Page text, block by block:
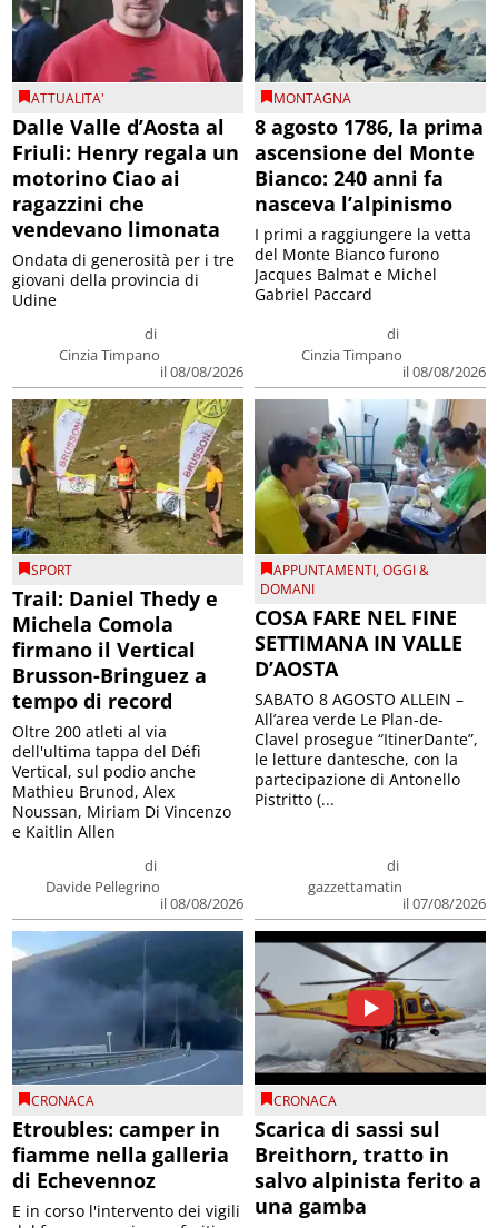
ATTUALITA'
Dalle Valle d’Aosta al
Friuli: Henry regala un
motorino Ciao ai
ragazzini che
vendevano limonata
di
Cinzia Timpano
il 08/08/2026
Ondata di generosità per i tre
giovani della provincia di
Udine
MONTAGNA
8 agosto 1786, la prima
ascensione del Monte
Bianco: 240 anni fa
nasceva l’alpinismo
di
Cinzia Timpano
il 08/08/2026
I primi a raggiungere la vetta
del Monte Bianco furono
Jacques Balmat e Michel
Gabriel Paccard
SPORT
Trail: Daniel Thedy e
Michela Comola
firmano il Vertical
Brusson-Bringuez a
tempo di record
di
Davide Pellegrino
il 08/08/2026
Oltre 200 atleti al via
dell'ultima tappa del Défì
Vertical, sul podio anche
Mathieu Brunod, Alex
Noussan, Miriam Di Vincenzo
e Kaitlin Allen
APPUNTAMENTI,OGGI &
DOMANI
COSA FARE NEL FINE
SETTIMANA IN VALLE
D’AOSTA
di
gazzettamatin
il 07/08/2026
SABATO 8 AGOSTO ALLEIN –
All’area verde Le Plan-de-
Clavel prosegue “ItinerDante”,
le letture dantesche, con la
partecipazione di Antonello
Pistritto (...
CRONACA
Etroubles: camper in
fiamme nella galleria
di Echevennoz
E in corso l'intervento dei vigili
CRONACA
Scarica di sassi sul
Breithorn, tratto in
salvo alpinista ferito a
una gamba